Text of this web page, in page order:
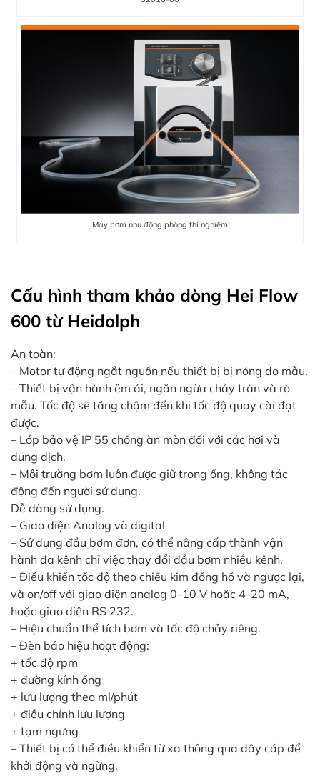
Máy bơm nhu động phòng thí nghiệm
Cấu hình tham khảo dòng Hei Flow
600 từ Heidolph
An toàn:
– Motor tự động ngắt nguồn nếu thiết bị bị nóng do mẫu.
– Thiết bị vận hành êm ái, ngăn ngừa chảy tràn và rò
mẫu. Tốc độ sẽ tăng chậm đến khi tốc độ quay cài đạt
được.
– Lớp bảo vệ IP 55 chống ăn mòn đối với các hơi và
dung dịch.
– Môi trường bơm luôn được giữ trong ống, không tác
động đến người sử dụng.
Dễ dàng sử dụng.
– Giao diện Analog và digital
– Sử dụng đầu bơm đơn, có thể nâng cấp thành vận
hành đa kênh chỉ việc thay đổi đầu bơm nhiều kênh.
– Điều khiển tốc độ theo chiều kim đồng hồ và ngược lại,
và on/off với giao diện analog 0-10 V hoặc 4-20 mA,
hoặc giao diện RS 232.
– Hiệu chuẩn thể tích bơm và tốc độ chảy riêng.
– Đèn báo hiệu hoạt động:
+ tốc độ rpm
+ đường kính ống
+ lưu lượng theo ml/phút
+ điều chỉnh lưu lượng
+ tạm ngưng
– Thiết bị có thể điều khiển từ xa thông qua dây cáp để
khởi động và ngừng.